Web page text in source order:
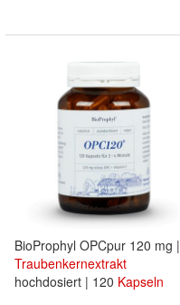
BioProphyl OPCpur 120 mg |
Traubenkernextrakt
hochdosiert | 120 Kapseln